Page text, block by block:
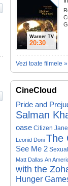
Warner TV
20:30
Vezi toate filmele »
CineCloud
Pride and
Salman
oase Citizen Jane
Leonid Doni The
See Me 2
Matt Dallas An
with the
Hunger